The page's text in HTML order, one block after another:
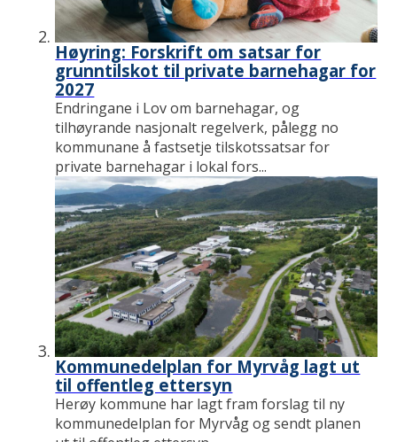
Høyring: Forskrift om satsar for
grunntilskot til private barnehagar for
2027
Endringane i Lov om barnehagar, og
tilhøyrande nasjonalt regelverk, pålegg no
kommunane å fastsetje tilskotssatsar for
private barnehagar i lokal fors...
Kommunedelplan for Myrvåg lagt ut
til offentleg ettersyn
Herøy kommune har lagt fram forslag til ny
kommunedelplan for Myrvåg og sendt planen